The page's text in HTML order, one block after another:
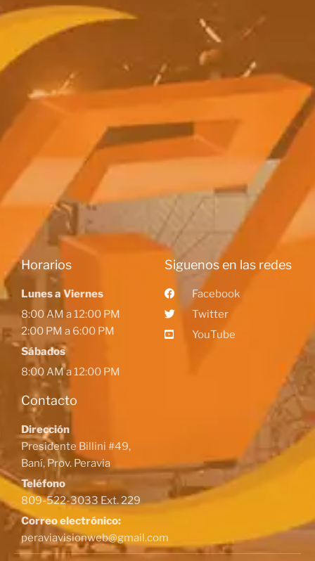
Horarios
Lunes a Viernes
8:00 AM a 12:00 PM
2:00 PM a 6:00 PM
Sábados
8:00 AM a 12:00 PM
Contacto
Dirección
Presidente Billini #49,
Baní, Prov. Peravia
Teléfono
809-522-3033 Ext. 229
Correo electrónico:
peraviavisionweb@gmail.com
Siguenos en las redes
Facebook
Twitter
YouTube